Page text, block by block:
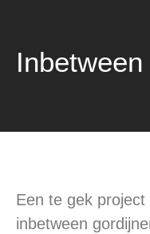
Een te gek
inbetween